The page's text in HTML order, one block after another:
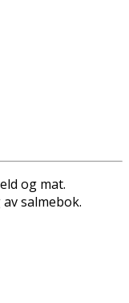
og mat.
salmebok.